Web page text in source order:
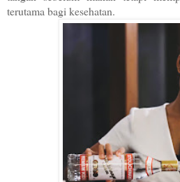
terutama bagi kesehatan.